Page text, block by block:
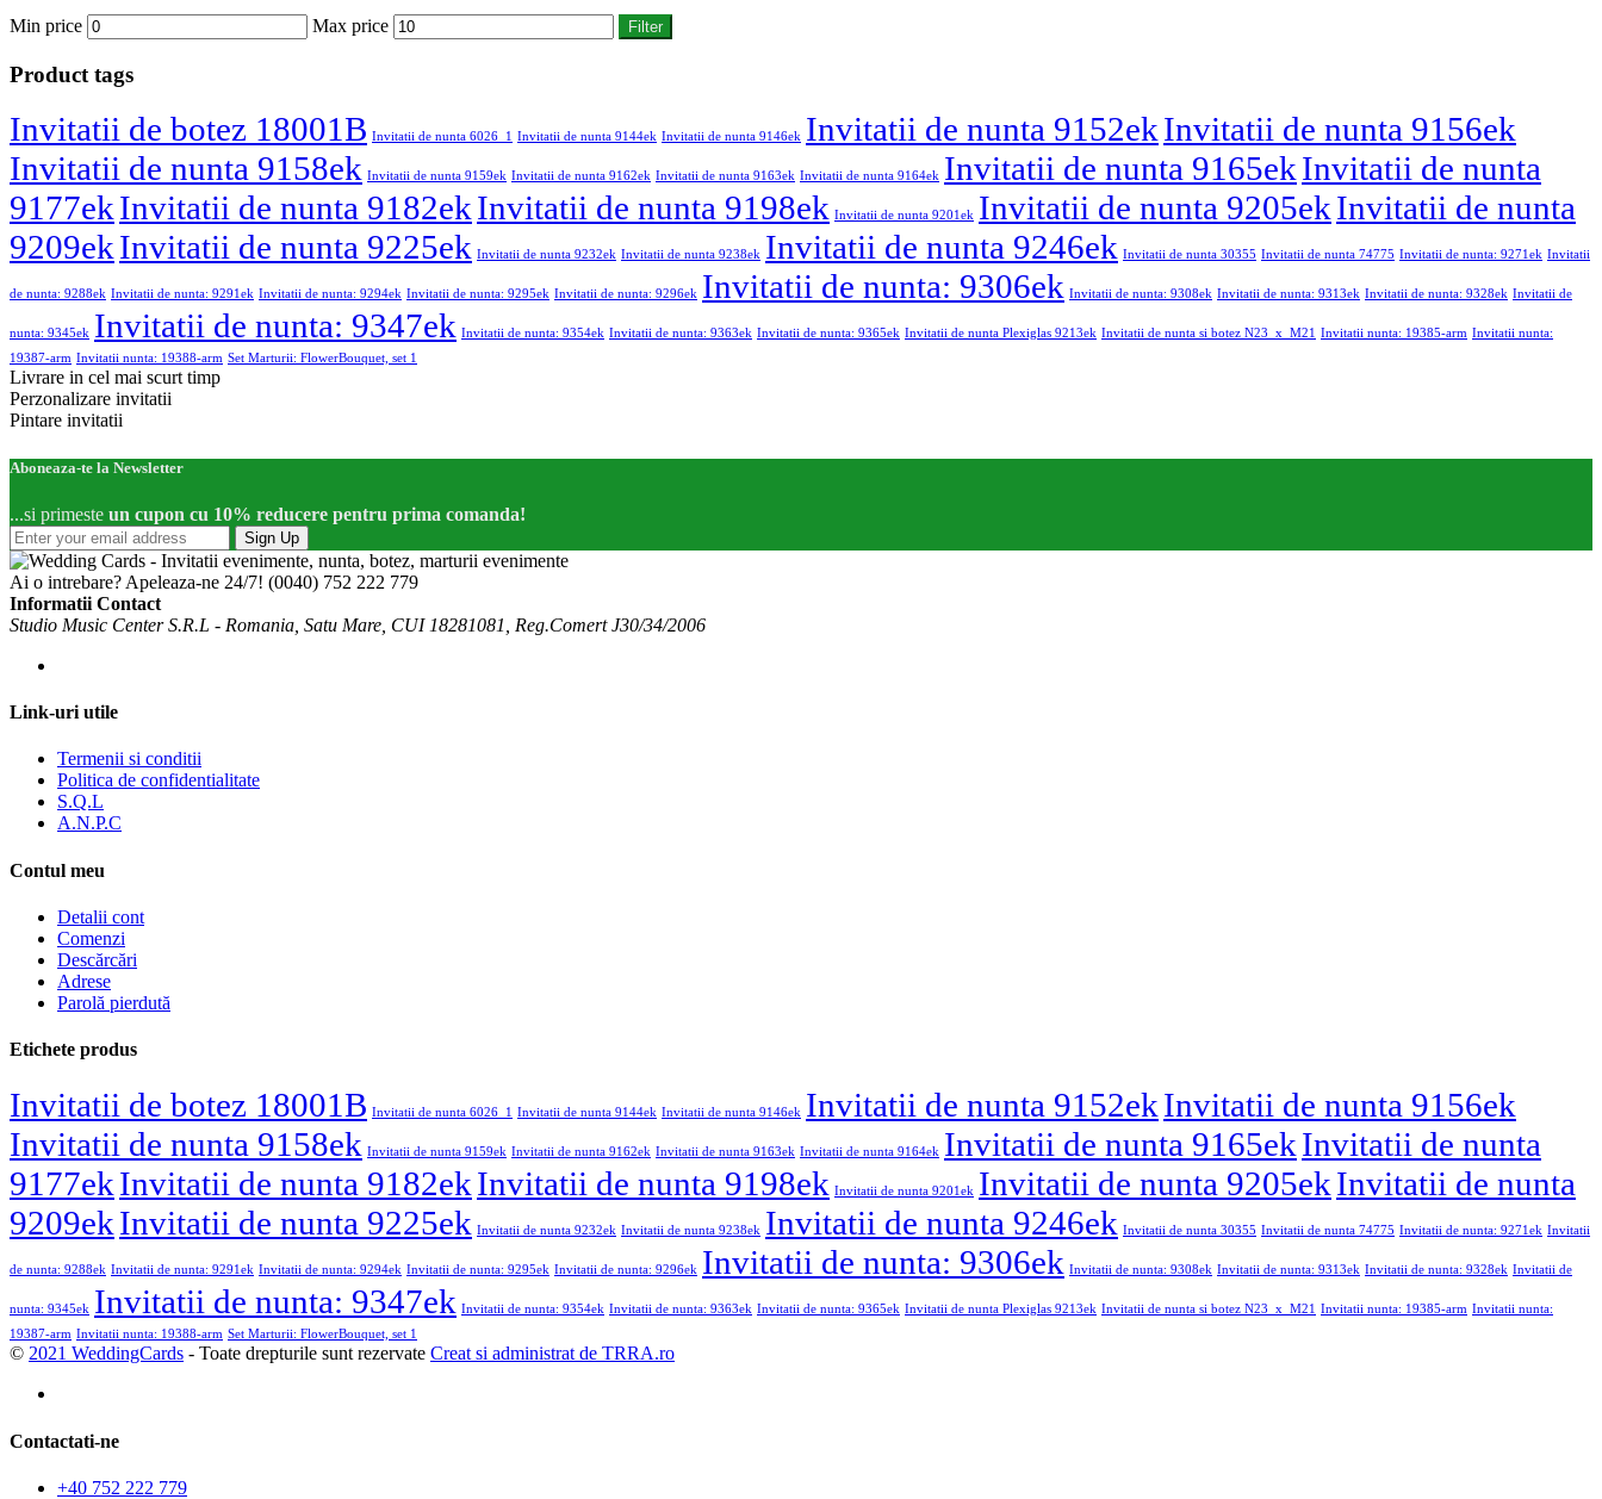
Min price Max price Filter
Product tags
Invitatii de botez 18001B Invitatii de nunta 6026_1 Invitatii de nunta 9144ek Invitatii de nunta 9146ek Invitatii de nunta 9152ekInvitatii de nunta 9156ek
Invitatii de nunta 9158ek Invitatii de nunta 9159ek Invitatii de nunta 9162ek Invitatii de nunta 9163ek Invitatii de nunta 9164ek Invitatii de nunta 9165ekInvitatii de nunta
9177ekInvitatii de nunta 9182ekInvitatii de nunta 9198ek Invitatii de nunta 9201ek Invitatii de nunta 9205ekInvitatii de nunta
9209ekInvitatii de nunta 9225ek Invitatii de nunta 9232ek Invitatii de nunta 9238ek Invitatii de nunta 9246ek Invitatii de nunta 30355 Invitatii de nunta 74775 Invitatii de nunta: 9271ek Invitatii
de nunta: 9288ek Invitatii de nunta: 9291ek Invitatii de nunta: 9294ek Invitatii de nunta: 9295ek Invitatii de nunta: 9296ek Invitatii de nunta: 9306ek Invitatii de nunta: 9308ek Invitatii de nunta: 9313ek Invitatii de nunta: 9328ek Invitatii de
nunta: 9345ek Invitatii de nunta: 9347ek Invitatii de nunta: 9354ek Invitatii de nunta: 9363ek Invitatii de nunta: 9365ek Invitatii de nunta Plexiglas 9213ek Invitatii de nunta si botez N23_x_M21 Invitatii nunta: 19385-arm Invitatii nunta:
19387-arm Invitatii nunta: 19388-arm Set Marturii: FlowerBouquet, set 1
Livrare in cel mai scurt timp
Perzonalizare invitatii
Pintare invitatii
Aboneaza-te la Newsletter
...si primeste un cupon cu 10% reducere pentru prima comanda!
Sign Up
Ai o intrebare? Apeleaza-ne 24/7! (0040) 752 222 779
Informatii Contact
Studio Music Center S.R.L - Romania, Satu Mare, CUI 18281081, Reg.Comert J30/34/2006
Link-uri utile
Termenii si conditii
Politica de confidentialitate
S.Q.L
A.N.P.C
Contul meu
Detalii cont
Comenzi
Descărcări
Adrese
Parolă pierdută
Etichete produs
Invitatii de botez 18001B Invitatii de nunta 6026_1 Invitatii de nunta 9144ek Invitatii de nunta 9146ek Invitatii de nunta 9152ekInvitatii de nunta 9156ek
Invitatii de nunta 9158ek Invitatii de nunta 9159ek Invitatii de nunta 9162ek Invitatii de nunta 9163ek Invitatii de nunta 9164ek Invitatii de nunta 9165ekInvitatii de nunta
9177ekInvitatii de nunta 9182ekInvitatii de nunta 9198ek Invitatii de nunta 9201ek Invitatii de nunta 9205ekInvitatii de nunta
9209ekInvitatii de nunta 9225ek Invitatii de nunta 9232ek Invitatii de nunta 9238ek Invitatii de nunta 9246ek Invitatii de nunta 30355 Invitatii de nunta 74775 Invitatii de nunta: 9271ek Invitatii
de nunta: 9288ek Invitatii de nunta: 9291ek Invitatii de nunta: 9294ek Invitatii de nunta: 9295ek Invitatii de nunta: 9296ek Invitatii de nunta: 9306ek Invitatii de nunta: 9308ek Invitatii de nunta: 9313ek Invitatii de nunta: 9328ek Invitatii de
nunta: 9345ek Invitatii de nunta: 9347ek Invitatii de nunta: 9354ek Invitatii de nunta: 9363ek Invitatii de nunta: 9365ek Invitatii de nunta Plexiglas 9213ek Invitatii de nunta si botez N23_x_M21 Invitatii nunta: 19385-arm Invitatii nunta:
19387-arm Invitatii nunta: 19388-arm Set Marturii: FlowerBouquet, set 1
© 2021 WeddingCards - Toate drepturile sunt rezervate Creat si administrat de TRRA.ro
Contactati-ne
+40 752 222 779